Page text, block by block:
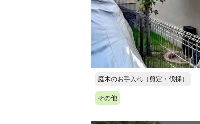
庭木のお手入れ（剪定・伐採）
その他